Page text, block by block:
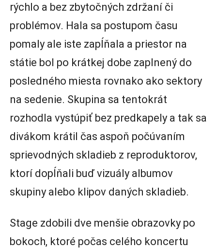
rýchlo a bez zbytočných zdržaní či
problémov. Hala sa postupom času
pomaly ale iste zapĺňala a priestor na
státie bol po krátkej dobe zaplnený do
posledného miesta rovnako ako sektory
na sedenie. Skupina sa tentokrát
rozhodla vystúpiť bez predkapely a tak sa
divákom krátil čas aspoň počúvaním
sprievodných skladieb z reproduktorov,
ktorí dopĺňali buď vizuály albumov
skupiny alebo klipov daných skladieb.
Stage zdobili dve menšie obrazovky po
bokoch, ktoré počas celého koncertu